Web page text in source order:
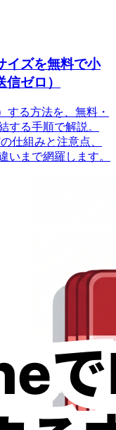
イズを無料で小
ゼロ）
する方法を、無料・
する手順で解説。
仕組みと注意点、
いまで網羅します。